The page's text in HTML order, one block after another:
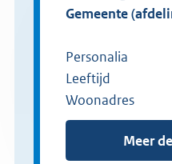
gemeente
Personalia
Leeftijd
Woonadres
Meer